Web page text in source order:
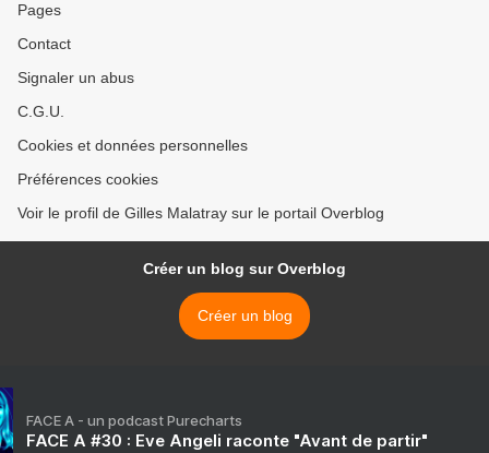
Pages
Contact
Signaler un abus
C.G.U.
Cookies et données personnelles
Préférences cookies
Voir le profil de Gilles Malatray sur le portail Overblog
Créer un blog sur Overblog
Créer un blog
FACE A - un podcast Purecharts
FACE A #30 : Eve Angeli raconte "Avant de partir"